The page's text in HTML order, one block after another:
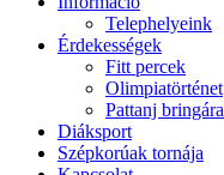
Telephelyeink
Érdekességek
Fitt percek
Olimpiatörténet
Pattanj bringára
Diáksport
Szépkorúak tornája